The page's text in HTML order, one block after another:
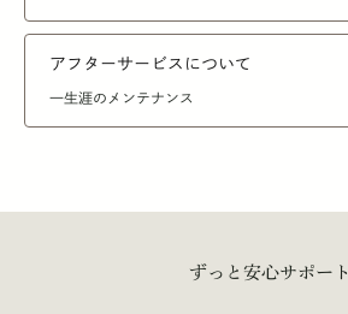
アフターサービスについて
一生涯のメンテナンス
ずっと安心サポート